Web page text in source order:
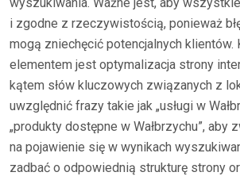
i zgodne z rzeczywistością, ponieważ
mogą zniechęcić potencjalnych klientów.
elementem jest optymalizacja strony
kątem słów kluczowych związanych z
uwzględnić frazy takie jak „usługi w
„produkty dostępne w Wałbrzychu”, aby
na pojawienie się w wynikach
zadbać o odpowiednią strukturę strony